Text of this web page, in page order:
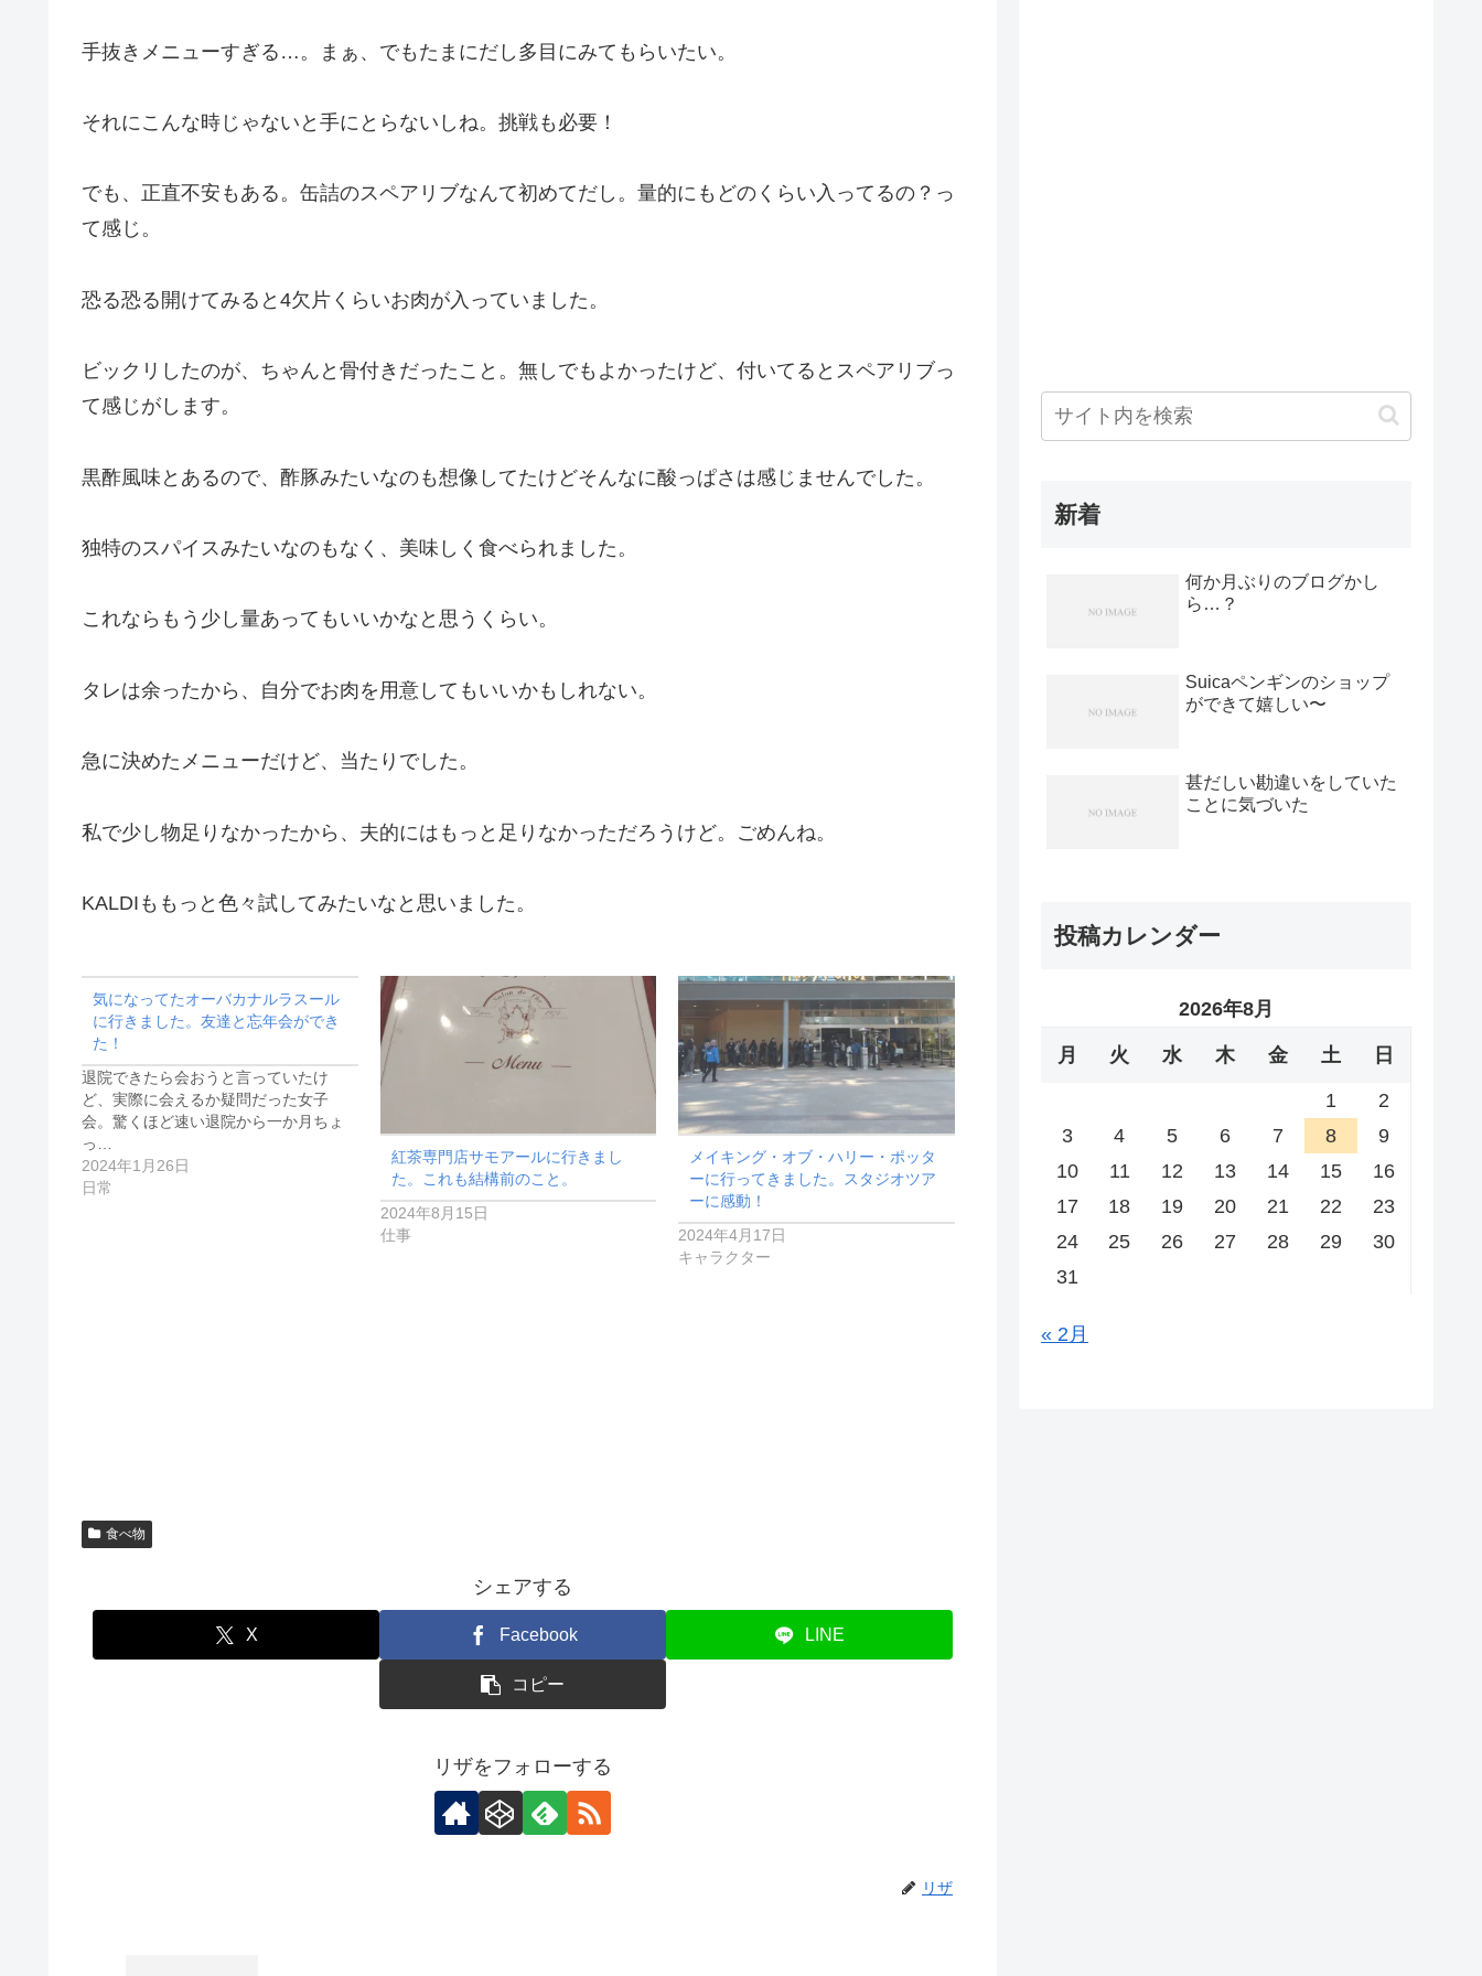
手抜きメニューすぎる…。まぁ、でもたまにだし多目にみてもらいたい。
それにこんな時じゃないと手にとらないしね。挑戦も必要！
でも、正直不安もある。缶詰のスペアリブなんて初めてだし。量的にもどのくらい入ってるの？っ
て感じ。
恐る恐る開けてみると4欠片くらいお肉が入っていました。
ビックリしたのが、ちゃんと骨付きだったこと。無しでもよかったけど、付いてるとスペアリブっ
て感じがします。
黒酢風味とあるので、酢豚みたいなのも想像してたけどそんなに酸っぱさは感じませんでした。
独特のスパイスみたいなのもなく、美味しく食べられました。
これならもう少し量あってもいいかなと思うくらい。
タレは余ったから、自分でお肉を用意してもいいかもしれない。
急に決めたメニューだけど、当たりでした。
私で少し物足りなかったから、夫的にはもっと足りなかっただろうけど。ごめんね。
KALDIももっと色々試してみたいなと思いました。
気になってたオーバカナルラスール
に行きました。友達と忘年会ができ
た！
退院できたら会おうと言っていたけ
ど、実際に会えるか疑問だった女子
会。驚くほど速い退院から一か月ちょ
っ…
2024年1月26日
日常
紅茶専門店サモアールに行きまし
た。これも結構前のこと。
2024年8月15日
仕事
メイキング・オブ・ハリー・ポッタ
ーに行ってきました。スタジオツア
ーに感動！
2024年4月17日
キャラクター
食べ物
シェアする
X Facebook LINE
コピー
リザをフォローする
リザ
新着
何か月ぶりのブログかし
ら…？
Suicaペンギンのショップ
ができて嬉しい〜
甚だしい勘違いをしていた
ことに気づいた
投稿カレンダー
2026年8月
月 火 水 木 金 土 日
1
2
3
4 5 6 7 8
9
10
11 12 13 14 15
16
17
18 19 20 21 22
23
24
25 26 27 28 29
30
31
« 2月